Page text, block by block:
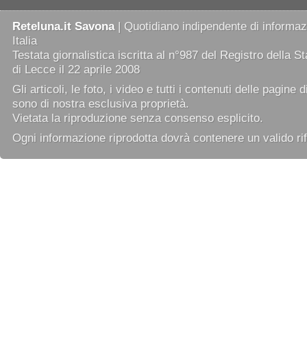
Reteluna.it Savona| Quotidiano indipendente di
Italia
Testata giornalistica iscritta al n°987 del Registro della
di Lecce il 22 aprile 2008
Gli articoli, le foto, i video e tutti i contenuti delle pagine
sono di nostra esclusiva proprietà.
Vietata la riproduzione senza consenso esplicito.
Ogni informazione riprodotta dovrà contenere un valido